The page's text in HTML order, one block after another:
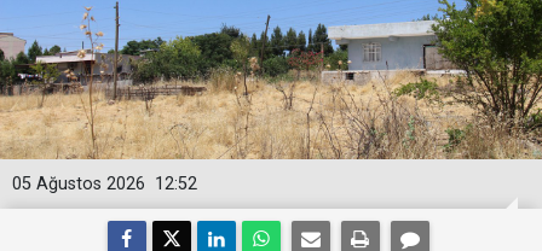
12:52
05 Ağustos 2026